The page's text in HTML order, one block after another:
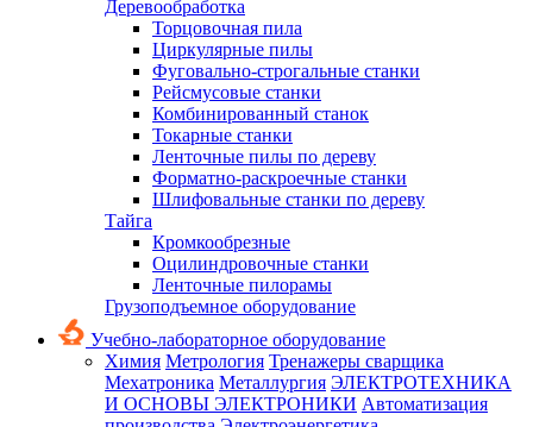
Деревообработка
Торцовочная пила
Циркулярные пилы
Фуговально-строгальные станки
Рейсмусовые станки
Комбинированный станок
Токарные станки
Ленточные пилы по дереву
Форматно-раскроечные станки
Шлифовальные станки по дереву
Тайга
Кромкообрезные
Оцилиндровочные станки
Ленточные пилорамы
Грузоподъемное оборудование
Учебно-лабораторное оборудование
Химия Метрология Тренажеры сварщика
Мехатроника Металлургия ЭЛЕКТРОТЕХНИКА
И ОСНОВЫ ЭЛЕКТРОНИКИ Автоматизация